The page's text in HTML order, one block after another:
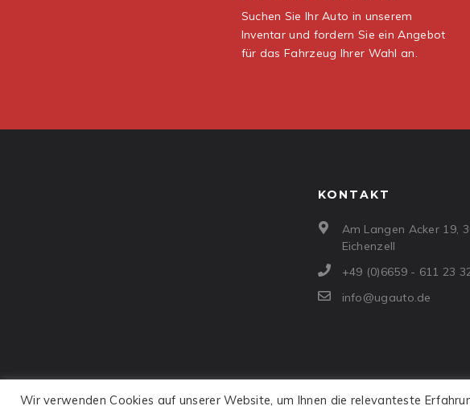
Suchen Sie Ihr Auto in unserem
Inventar und fordern Sie ein Angebot
für das Fahrzeug Ihrer Wahl an.
KONTAKT
Am Langen Acker 19,
Eichenzell
+49 (0)6659 - 611 23
info@ugauto.de
Wir verwenden Cookies auf unserer Website, um Ihnen die relevanteste